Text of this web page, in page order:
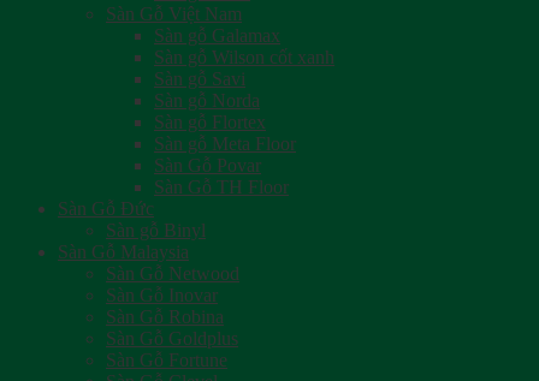
Sàn Gỗ Việt Nam
Sàn gỗ Galamax
Sàn gỗ Wilson cốt xanh
Sàn gỗ Savi
Sàn gỗ Norda
Sàn gỗ Flortex
Sàn gỗ Meta Floor
Sàn Gỗ Povar
Sàn Gỗ TH Floor
Sàn Gỗ Đức
Sàn gỗ Binyl
Sàn Gỗ Malaysia
Sàn Gỗ Netwood
Sàn Gỗ Inovar
Sàn Gỗ Robina
Sàn Gỗ Goldplus
Sàn Gỗ Fortune